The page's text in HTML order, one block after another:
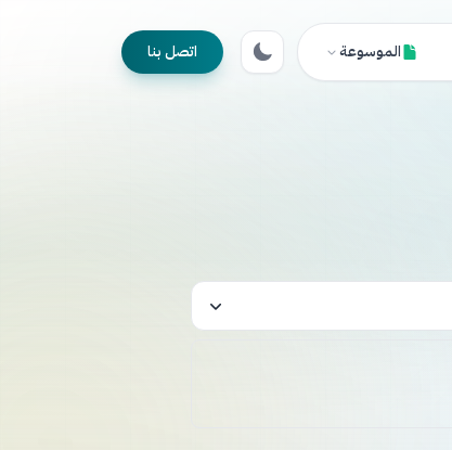
الموسوعة اتصل بنا